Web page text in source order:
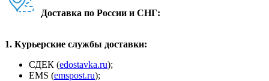
Доставка по России и СНГ:
1. Курьерские службы доставки:
СДЕК (edostavka.ru);
ЕМS (emspost.ru);